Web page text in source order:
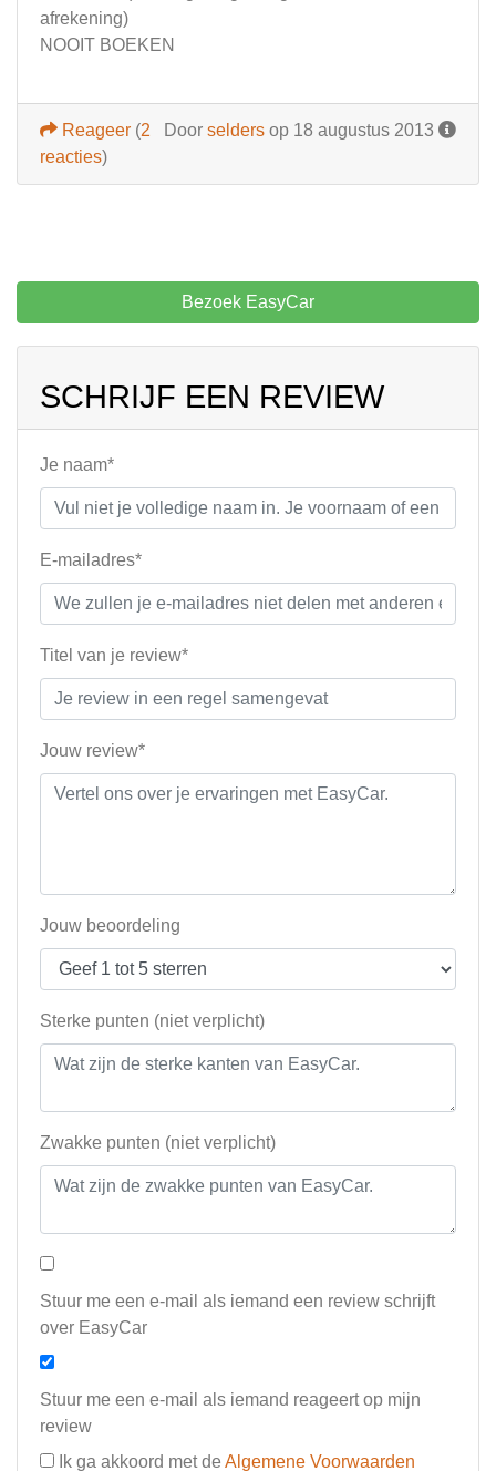
afrekening)
NOOIT BOEKEN
Door selders op 18 augustus 2013
Reageer (2
reacties)
Bezoek EasyCar
SCHRIJF EEN REVIEW
Je naam*
E-mailadres*
Titel van je review*
Jouw review*
Jouw beoordeling
Sterke punten (niet verplicht)
Zwakke punten (niet verplicht)
Stuur me een e-mail als iemand een review schrijft
over EasyCar
Stuur me een e-mail als iemand reageert op mijn
review
Ik ga akkoord met de Algemene Voorwaarden